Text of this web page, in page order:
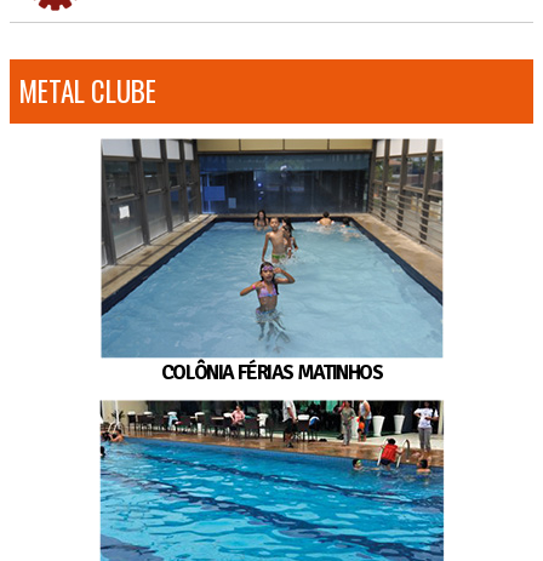
METAL CLUBE
COLÔNIA FÉRIAS MATINHOS